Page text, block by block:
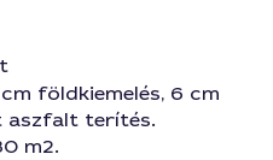
földkiemelés, 6 cm
aszfalt terítés.
m2.